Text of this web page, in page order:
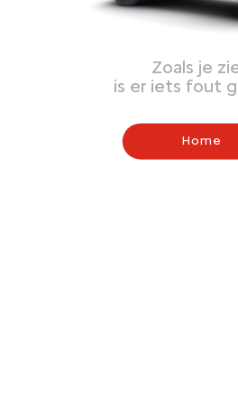
Zoals je
is er iets fout
Home